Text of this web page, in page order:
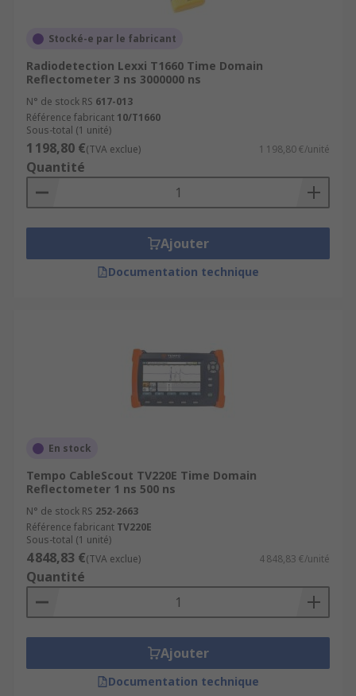
Stocké-e par le fabricant
Radiodetection Lexxi T1660 Time Domain
Reflectometer 3 ns 3000000 ns
N° de stock RS 617-013
Référence fabricant 10/T1660
Sous-total (1 unité)
1 198,80 €(TVA exclue) 1 198,80 €/unité
Quantité
Ajouter
Documentation technique
En stock
Tempo CableScout TV220E Time Domain
Reflectometer 1 ns 500 ns
N° de stock RS 252-2663
Référence fabricant TV220E
Sous-total (1 unité)
4 848,83 €(TVA exclue) 4 848,83 €/unité
Quantité
Ajouter
Documentation technique